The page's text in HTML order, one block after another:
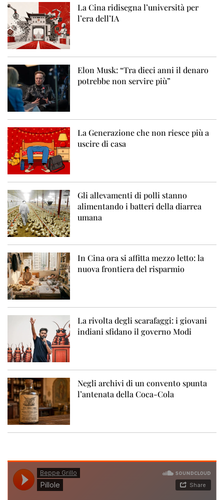
La Cina ridisegna l’università per
l’era dell’IA
Elon Musk: “Tra dieci anni il denaro
potrebbe non servire più”
La Generazione che non riesce più a
uscire di casa
Gli allevamenti di polli stanno
alimentando i batteri della diarrea
umana
In Cina ora si affitta mezzo letto: la
nuova frontiera del risparmio
La rivolta degli scarafaggi: i giovani
indiani sfidano il governo Modi
Negli archivi di un convento spunta
l’antenata della Coca-Cola